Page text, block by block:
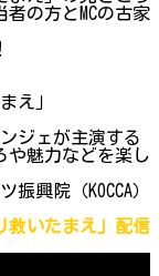
の方とMCの古家
え」
ジェが主演する
や魅力などを楽し
興院（KOCCA）
いたまえ」 配信